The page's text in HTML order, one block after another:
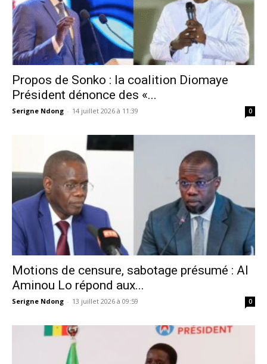
Propos de Sonko : la coalition Diomaye
Président dénonce des «...
Serigne Ndong - 14 juillet 2026 à 11:39 0
Motions de censure, sabotage présumé : Al
Aminou Lo répond aux...
Serigne Ndong - 13 juillet 2026 à 09:59 0